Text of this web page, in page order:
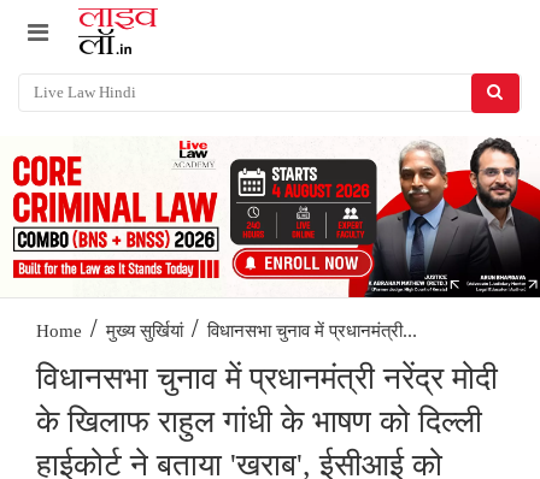
Home / मुख्य सुर्खियां / विधानसभा चुनाव में प्रधानमंत्री...
विधानसभा चुनाव में प्रधानमंत्री नरेंद्र मोदी
के खिलाफ राहुल गांधी के भाषण को दिल्ली
हाईकोर्ट ने बताया 'खराब', ईसीआई को